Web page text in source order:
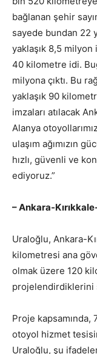
bağlanan şehir
sayede bundan 22
yaklaşık 8,5 milyon
40 kilometre idi.
milyona çıktı. Bu
yaklaşık 90
imzaları atılacak
Alanya
ulaşım ağımızın
hızlı, güvenli ve
ediyoruz.”
– Ankara-
Uraloğlu, Ankara-
kilometresi ana
olmak üzere 120
projelendirdiklerini
Proje
otoyol hizmet
Uraloğlu, şu